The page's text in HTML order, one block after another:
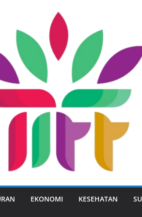
EKONOMI KESEHATAN